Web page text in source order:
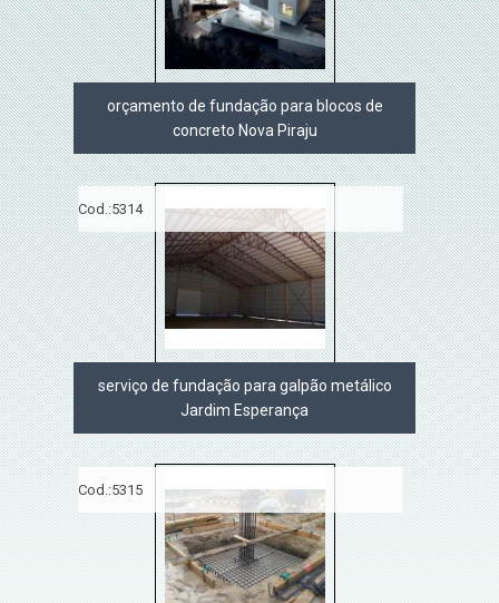
orçamento de fundação para blocos de
concreto Nova Piraju
Cod.:5314
serviço de fundação para galpão metálico
Jardim Esperança
Cod.:5315